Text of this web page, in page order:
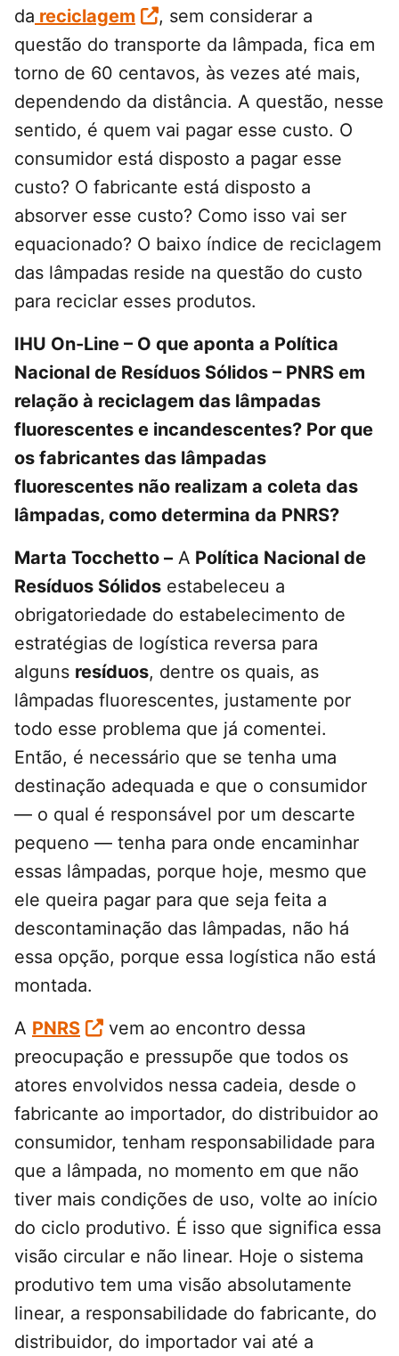
da reciclagem
, sem considerar a
questão do transporte da lâmpada, fica em
torno de 60 centavos, às vezes até mais,
dependendo da distância. A questão, nesse
sentido, é quem vai pagar esse custo. O
consumidor está disposto a pagar esse
custo? O fabricante está disposto a
absorver esse custo? Como isso vai ser
equacionado? O baixo índice de reciclagem
das lâmpadas reside na questão do custo
para reciclar esses produtos.
IHU On-Line – O que aponta a Política
Nacional de Resíduos Sólidos – PNRS em
relação à reciclagem das lâmpadas
fluorescentes e incandescentes? Por que
os fabricantes das lâmpadas
fluorescentes não realizam a coleta das
lâmpadas, como determina da PNRS?
Marta Tocchetto – A Política Nacional de
Resíduos Sólidos estabeleceu a
obrigatoriedade do estabelecimento de
estratégias de logística reversa para
alguns resíduos, dentre os quais, as
lâmpadas fluorescentes, justamente por
todo esse problema que já comentei.
Então, é necessário que se tenha uma
destinação adequada e que o consumidor
— o qual é responsável por um descarte
pequeno — tenha para onde encaminhar
essas lâmpadas, porque hoje, mesmo que
ele queira pagar para que seja feita a
descontaminação das lâmpadas, não há
essa opção, porque essa logística não está
montada.
A PNRS
vem ao encontro dessa
preocupação e pressupõe que todos os
atores envolvidos nessa cadeia, desde o
fabricante ao importador, do distribuidor ao
consumidor, tenham responsabilidade para
que a lâmpada, no momento em que não
tiver mais condições de uso, volte ao início
do ciclo produtivo. É isso que significa essa
visão circular e não linear. Hoje o sistema
produtivo tem uma visão absolutamente
linear, a responsabilidade do fabricante, do
distribuidor, do importador vai até a